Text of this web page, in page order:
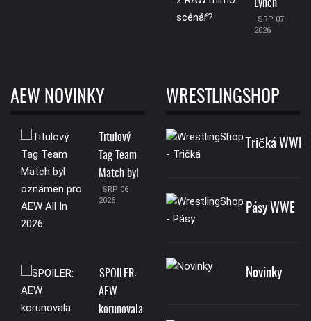
Lynch
SRP 07
2026
AEW NOVINKY
Titulový
Tag Team
Match byl
SRP 06
2026
SPOILER:
AEW
korunovala
WRESTLINGSHOP
Tričká WWE
Pásy WWE
Novinky